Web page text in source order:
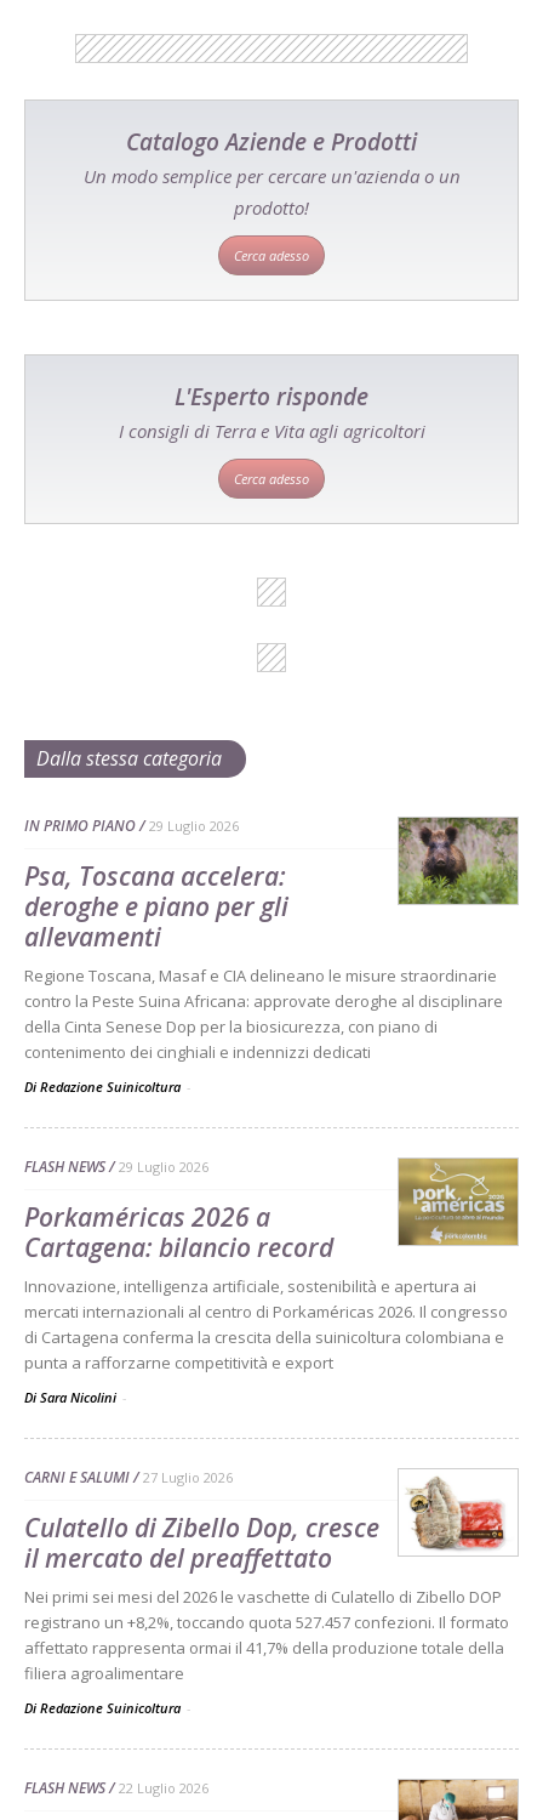
Catalogo Aziende e Prodotti
Un modo semplice per cercare un'azienda o un
prodotto!
Cerca adesso
L'Esperto risponde
I consigli di Terra e Vita agli agricoltori
Cerca adesso
Dalla stessa categoria
IN PRIMO PIANO 29 Luglio 2026
Psa, Toscana accelera:
deroghe e piano per gli
allevamenti
Regione Toscana, Masaf e CIA delineano le misure straordinarie
contro la Peste Suina Africana: approvate deroghe al disciplinare
della Cinta Senese Dop per la biosicurezza, con piano di
contenimento dei cinghiali e indennizzi dedicati
Di Redazione Suinicoltura -
FLASH NEWS 29 Luglio 2026
Porkaméricas 2026 a
Cartagena: bilancio record
Innovazione, intelligenza artificiale, sostenibilità e apertura ai
mercati internazionali al centro di Porkaméricas 2026. Il congresso
di Cartagena conferma la crescita della suinicoltura colombiana e
punta a rafforzarne competitività e export
Di Sara Nicolini -
CARNI E SALUMI 27 Luglio 2026
Culatello di Zibello Dop, cresce
il mercato del preaffettato
Nei primi sei mesi del 2026 le vaschette di Culatello di Zibello DOP
registrano un +8,2%, toccando quota 527.457 confezioni. Il formato
affettato rappresenta ormai il 41,7% della produzione totale della
filiera agroalimentare
Di Redazione Suinicoltura -
FLASH NEWS 22 Luglio 2026